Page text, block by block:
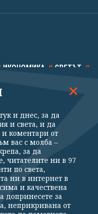
ИКОНОМИКА СВЕТЪТ
КАЛЕЙДОСКОП
за поверителност
За Клуб Z
ни
и днес, за да
и света, и да
и коментари от
вас с молба –
за да
читателите ни в 97
по света,
ни в интернет в
и качествена
допринесете за
неприкривана от